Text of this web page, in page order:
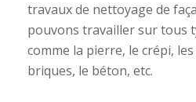
travaux de nettoyage de
pouvons travailler sur tous
comme la pierre, le crépi,
briques, le béton, etc.